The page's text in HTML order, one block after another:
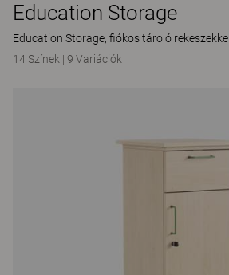
Education Storage
Education Storage, fiókos tároló rekeszekkel
14 Színek | 9 Variációk